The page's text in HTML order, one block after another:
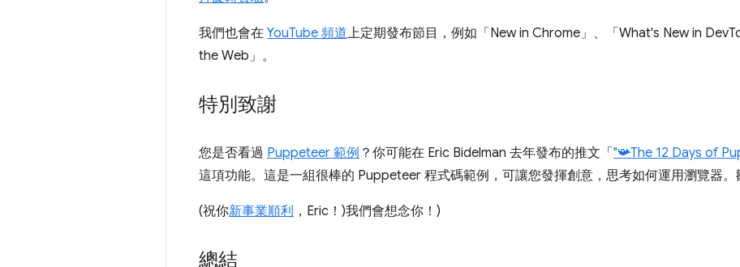
我們也會在 YouTube 頻道上定期發布節目，例如「New in Chrome」 、「What's New in
the Web」 。
特別致謝
您是否看過 Puppeteer 範例 ？你可能在 Eric Bidelman 去年發布的推文「 "📯The 12 Days of
這項功能。這是一組很棒的 Puppeteer 程式碼範例，可讓您發揮創意，思考如何運用瀏覽器。
(祝你新事業順利 ，Eric！)我們會想念你！)
總結